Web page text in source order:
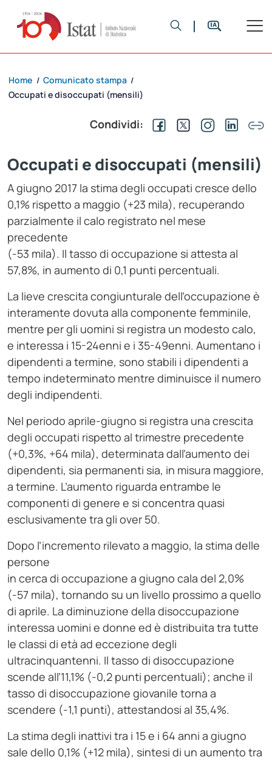
Home / Comunicato stampa /
Occupati e disoccupati (mensili)
Condividi:
Occupati e disoccupati (mensili)
A giugno 2017 la stima degli occupati cresce dello
0,1% rispetto a maggio (+23 mila), recuperando
parzialmente il calo registrato nel mese
precedente
(-53 mila). Il tasso di occupazione si attesta al
57,8%, in aumento di 0,1 punti percentuali.
La lieve crescita congiunturale dell’occupazione è
interamente dovuta alla componente femminile,
mentre per gli uomini si registra un modesto calo,
e interessa i 15-24enni e i 35-49enni. Aumentano i
dipendenti a termine, sono stabili i dipendenti a
tempo indeterminato mentre diminuisce il numero
degli indipendenti.
Nel periodo aprile-giugno si registra una crescita
degli occupati rispetto al trimestre precedente
(+0,3%, +64 mila), determinata dall’aumento dei
dipendenti, sia permanenti sia, in misura maggiore,
a termine. L’aumento riguarda entrambe le
componenti di genere e si concentra quasi
esclusivamente tra gli over 50.
Dopo l’incremento rilevato a maggio, la stima delle
persone
in cerca di occupazione a giugno cala del 2,0%
(-57 mila), tornando su un livello prossimo a quello
di aprile. La diminuzione della disoccupazione
interessa uomini e donne ed è distribuita tra tutte
le classi di età ad eccezione degli
ultracinquantenni. Il tasso di disoccupazione
scende all’11,1% (-0,2 punti percentuali); anche il
tasso di disoccupazione giovanile torna a
scendere (-1,1 punti), attestandosi al 35,4%.
La stima degli inattivi tra i 15 e i 64 anni a giugno
sale dello 0,1% (+12 mila), sintesi di un aumento tra